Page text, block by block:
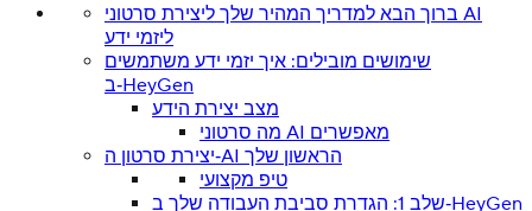
ברוך הבא למדריך המהיר שלך ליצירת סרטוני AI
ליזמי ידע
שימושים מובילים: איך יזמי ידע משתמשים
ב‑HeyGen
מצב יצירת הידע
מה סרטוני AI מאפשרים
יצירת סרטון ה‑AI הראשון שלך
טיפ מקצועי
שלב 1: הגדרת סביבת העבודה שלך ב‑HeyGen